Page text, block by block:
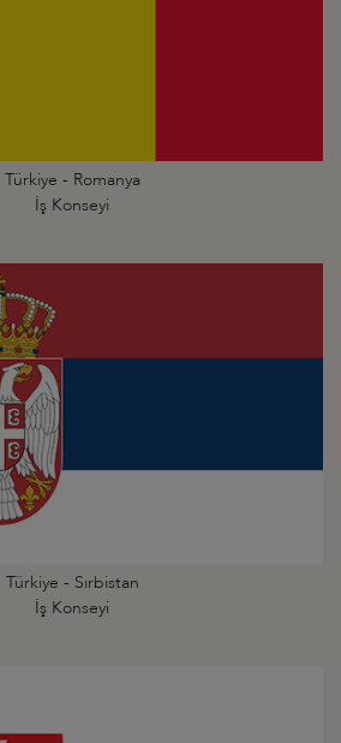
Türkiye - Romanya
İş Konseyi
Türkiye - Sırbistan
İş Konseyi